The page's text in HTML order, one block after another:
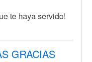
te haya servido!
GRACIAS